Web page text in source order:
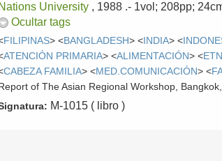
Nations University , 1988 .- 1vol; 208pp;
Ocultar tags
FILIPINAS> <BANGLADESH> <INDIA> <
ATENCIÓN PRIMARIA> <ALIMENTACIÓN> <
CABEZA FAMILIA> <MED.COMUNICACIÓN> <
of The Asian Regional Workshop,
M-1015 ( libro )